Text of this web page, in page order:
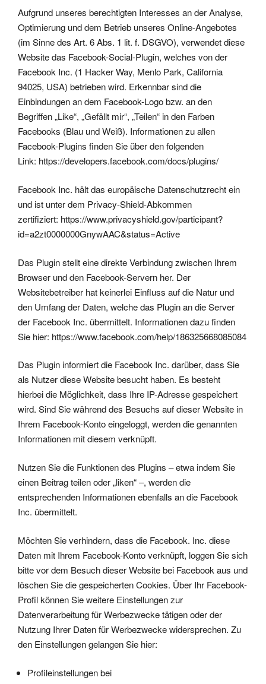
Aufgrund unseres berechtigten Interesses an der Analyse,
Optimierung und dem Betrieb unseres Online-Angebotes
(im Sinne des Art. 6 Abs. 1 lit. f. DSGVO), verwendet diese
Website das Facebook-Social-Plugin, welches von der
Facebook Inc. (1 Hacker Way, Menlo Park, California
94025, USA) betrieben wird. Erkennbar sind die
Einbindungen an dem Facebook-Logo bzw. an den
Begriffen „Like“, „Gefällt mir“, „Teilen“ in den Farben
Facebooks (Blau und Weiß). Informationen zu allen
Facebook-Plugins finden Sie über den folgenden
Link: https://developers.facebook.com/docs/plugins/
Facebook Inc. hält das europäische Datenschutzrecht ein
und ist unter dem Privacy-Shield-Abkommen
zertifiziert: https://www.privacyshield.gov/participant?
id=a2zt0000000GnywAAC&status=Active
Das Plugin stellt eine direkte Verbindung zwischen Ihrem
Browser und den Facebook-Servern her. Der
Websitebetreiber hat keinerlei Einfluss auf die Natur und
den Umfang der Daten, welche das Plugin an die Server
der Facebook Inc. übermittelt. Informationen dazu finden
Sie hier: https://www.facebook.com/help/186325668085084
Das Plugin informiert die Facebook Inc. darüber, dass Sie
als Nutzer diese Website besucht haben. Es besteht
hierbei die Möglichkeit, dass Ihre IP-Adresse gespeichert
wird. Sind Sie während des Besuchs auf dieser Website in
Ihrem Facebook-Konto eingeloggt, werden die genannten
Informationen mit diesem verknüpft.
Nutzen Sie die Funktionen des Plugins – etwa indem Sie
einen Beitrag teilen oder „liken“ –, werden die
entsprechenden Informationen ebenfalls an die Facebook
Inc. übermittelt.
Möchten Sie verhindern, dass die Facebook. Inc. diese
Daten mit Ihrem Facebook-Konto verknüpft, loggen Sie sich
bitte vor dem Besuch dieser Website bei Facebook aus und
löschen Sie die gespeicherten Cookies. Über Ihr Facebook-
Profil können Sie weitere Einstellungen zur
Datenverarbeitung für Werbezwecke tätigen oder der
Nutzung Ihrer Daten für Werbezwecke widersprechen. Zu
den Einstellungen gelangen Sie hier:
Profileinstellungen bei